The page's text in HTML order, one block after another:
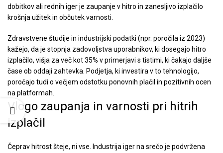
dobitkov ali rednih iger je zaupanje v hitro in zanesljivo izplačilo
krošnja užitek in občutek varnosti.
Zdravstvene študije in industrijski podatki (npr. poročila iz 2023)
kažejo, da je stopnja zadovoljstva uporabnikov, ki dosegajo hitro
izplačilo, višja za več kot35% v primerjavi s tistimi, ki čakajo daljše
čase ob oddaji zahtevka. Podjetja, ki investira v to tehnologijo,
poročajo tudi o večjem odstotku ponovnih plačil in pozitivnih ocen
na platformah.
Vlogo zaupanja in varnosti pri hitrih
izplačil
Čeprav hitrost šteje, ni vse. Industrija iger na srečo je podvržena